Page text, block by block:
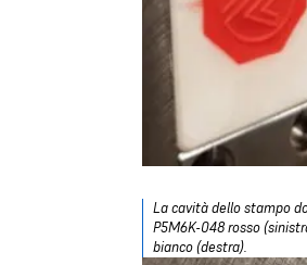
La cavità dello stampo
P5M6K-048 rosso
bianco (destra).